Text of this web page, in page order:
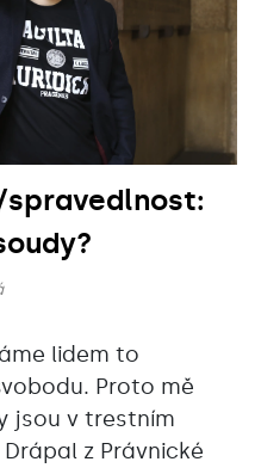
lidem to
Proto mě
jsou v trestním
z Právnické